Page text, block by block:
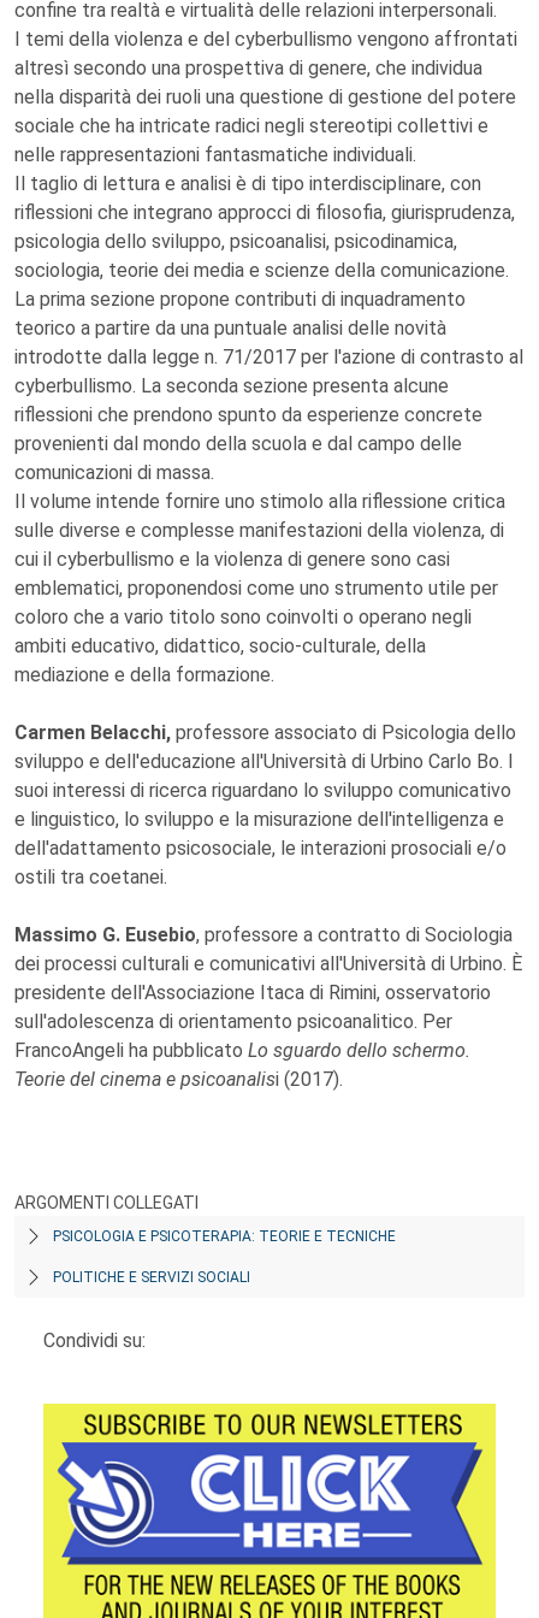
confine tra realtà e virtualità delle relazioni interpersonali.
I temi della violenza e del cyberbullismo vengono affrontati
altresì secondo una prospettiva di genere, che individua
nella disparità dei ruoli una questione di gestione del potere
sociale che ha intricate radici negli stereotipi collettivi e
nelle rappresentazioni fantasmatiche individuali.
Il taglio di lettura e analisi è di tipo interdisciplinare, con
riflessioni che integrano approcci di filosofia, giurisprudenza,
psicologia dello sviluppo, psicoanalisi, psicodinamica,
sociologia, teorie dei media e scienze della comunicazione.
La prima sezione propone contributi di inquadramento
teorico a partire da una puntuale analisi delle novità
introdotte dalla legge n. 71/2017 per l'azione di contrasto al
cyberbullismo. La seconda sezione presenta alcune
riflessioni che prendono spunto da esperienze concrete
provenienti dal mondo della scuola e dal campo delle
comunicazioni di massa.
Il volume intende fornire uno stimolo alla riflessione critica
sulle diverse e complesse manifestazioni della violenza, di
cui il cyberbullismo e la violenza di genere sono casi
emblematici, proponendosi come uno strumento utile per
coloro che a vario titolo sono coinvolti o operano negli
ambiti educativo, didattico, socio-culturale, della
mediazione e della formazione.
Carmen Belacchi, professore associato di Psicologia dello
sviluppo e dell'educazione all'Università di Urbino Carlo Bo. I
suoi interessi di ricerca riguardano lo sviluppo comunicativo
e linguistico, lo sviluppo e la misurazione dell'intelligenza e
dell'adattamento psicosociale, le interazioni prosociali e/o
ostili tra coetanei.
Massimo G. Eusebio, professore a contratto di Sociologia
dei processi culturali e comunicativi all'Università di Urbino. È
presidente dell'Associazione Itaca di Rimini, osservatorio
sull'adolescenza di orientamento psicoanalitico. Per
FrancoAngeli ha pubblicato Lo sguardo dello schermo.
Teorie del cinema e psicoanalisi (2017).
ARGOMENTI COLLEGATI
PSICOLOGIA E PSICOTERAPIA: TEORIE E TECNICHE
POLITICHE E SERVIZI SOCIALI
Condividi su: